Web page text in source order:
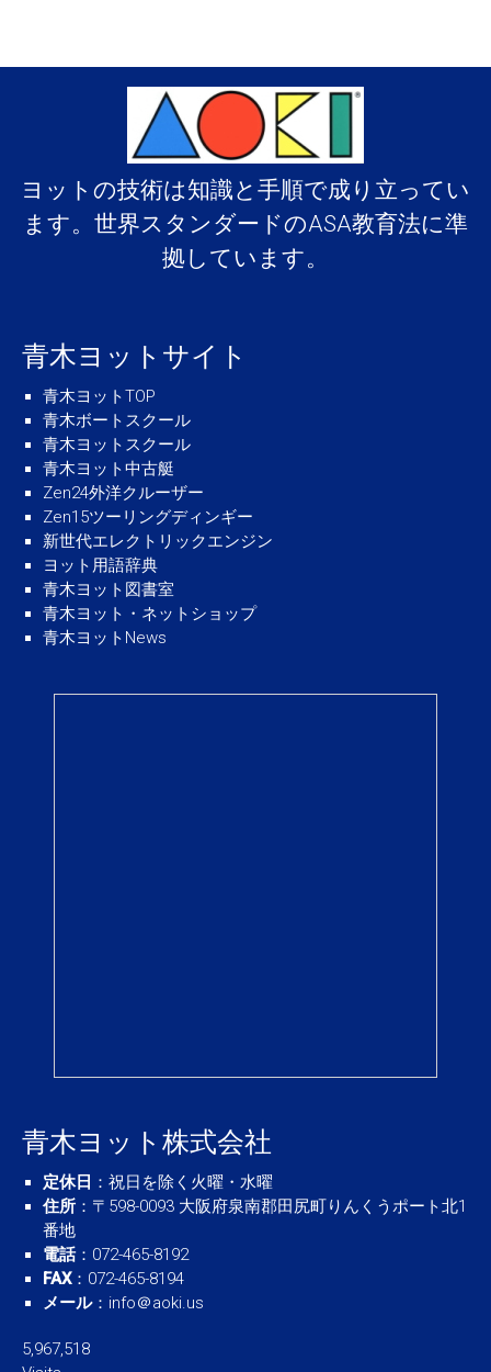
ヨットの技術は知識と手順で成り立ってい
ます。世界スタンダードのASA教育法に準
拠しています。
青木ヨットサイト
青木ヨットTOP
青木ボートスクール
青木ヨットスクール
青木ヨット中古艇
Zen24外洋クルーザー
Zen15ツーリングディンギー
新世代エレクトリックエンジン
ヨット用語辞典
青木ヨット図書室
青木ヨット・ネットショップ
青木ヨットNews
青木ヨット株式会社
定休日 ：祝日を除く火曜・水曜
住所 ：〒598-0093 大阪府泉南郡田尻町りんくうポート北1
番地
電話：072-465-8192
FAX：072-465-8194
メール： info＠aoki.us
5,967,518